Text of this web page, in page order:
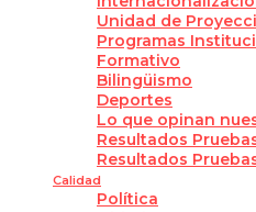
Unidad de
Programas
Formativo
Bilingüismo
Deportes
Lo que opinan
Resultados
Resultados
Calidad
Política